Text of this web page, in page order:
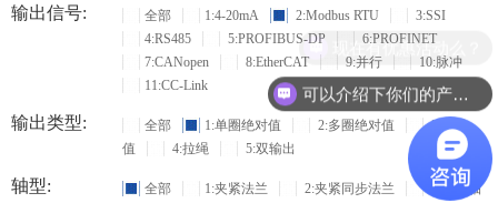
输出信号: 全部 1:4-20mA 2:Modbus RTU
3:SSI
4:RS485
5:PROFIBUS-DP
6:PROFINET
7:CANopen
8:EtherCAT 9:并行
10:脉冲
11:CC-Link
输出类型: 全部 1:单圈绝对值 2:多圈绝对值
3:增量
值
4:拉绳 5:双输出
轴型: 全部 1:夹紧法兰 2:夹紧同步法兰
3:盲孔轴
可以介绍下你们的产品么？
现在有优惠活动么？